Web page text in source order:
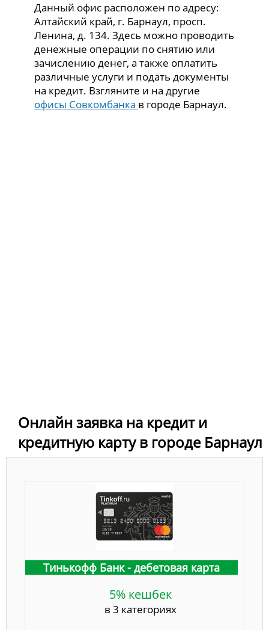
Данный офис расположен по адресу:
Алтайский край, г. Барнаул, просп.
Ленина, д. 134. Здесь можно проводить
денежные операции по снятию или
зачислению денег, а также оплатить
различные услуги и подать документы
на кредит. Взгляните и на другие
офисы Совкомбанка в городе Барнаул.
Онлайн заявка на кредит и
кредитную карту в городе Барнаул
Тинькофф Банк - дебетовая карта
5% кешбек
в 3 категориях